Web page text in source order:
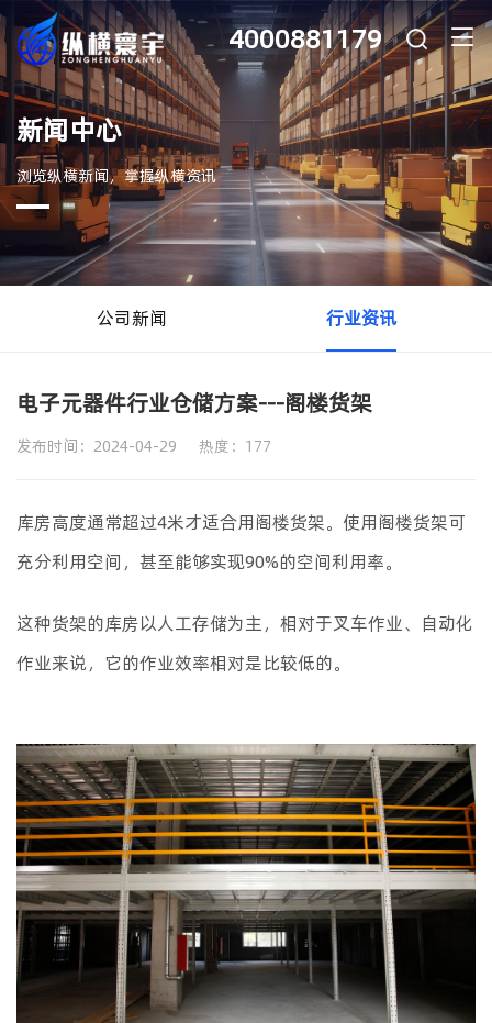
4000881179
新闻中心
浏览纵横新闻，掌握纵横资讯
公司新闻 行业资讯
电子元器件行业仓储方案---阁楼货架
发布时间：2024-04-29 热度： 177
库房高度通常超过4米才适合用阁楼货架。使用阁楼货架可
充分利用空间，甚至能够实现90%的空间利用率。
这种货架的库房以人工存储为主，相对于叉车作业、自动化
作业来说，它的作业效率相对是比较低的。